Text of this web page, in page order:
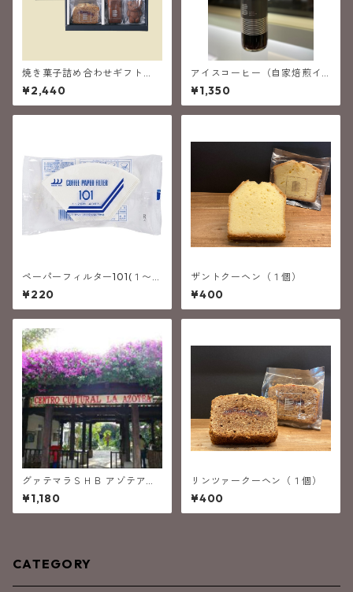
焼き菓子詰め合わせギフト
（６個入）
¥2,440
アイスコーヒー（自家焙煎イ
タリアン深煎りブレンド）
¥1,350
ペーパーフィルター101(１〜２
人用40枚)
¥220
ザントクーヘン（１個）
¥400
グァテマラＳＨＢ アゾテア
(中深煎り）
¥1,180
リンツァークーヘン（１個）
¥400
CATEGORY